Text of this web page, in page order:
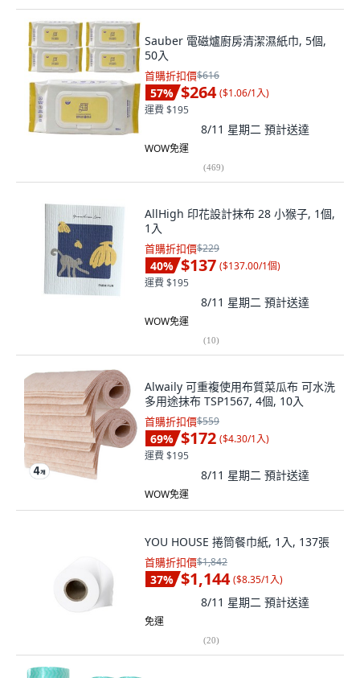
Sauber 電磁爐廚房清潔濕紙巾, 5個,
50入
首購折扣價$616
57% $264 ($1.06/1入)
運費 $195
8/11 星期二 預計送達
WOW免運
(469)
AllHigh 印花設計抹布 28 小猴子, 1個,
1入
首購折扣價$229
40% $137 ($137.00/1個)
運費 $195
8/11 星期二 預計送達
WOW免運
(10)
Alwaily 可重複使用布質菜瓜布 可水洗
多用途抹布 TSP1567, 4個, 10入
首購折扣價$559
69% $172 ($4.30/1入)
運費 $195
8/11 星期二 預計送達
WOW免運
YOU HOUSE 捲筒餐巾紙, 1入, 137張
首購折扣價$1,842
37% $1,144 ($8.35/1入)
8/11 星期二 預計送達
免運
(20)